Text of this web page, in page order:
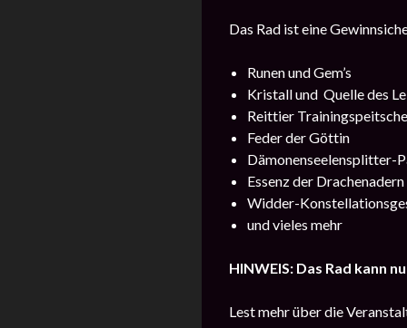
Das Rad ist eine
Runen und Gem’s
Kristall und Quelle des
Reittier Trainingspeitsche
Feder der Göttin
Dämonenseelensplitter-
Essenz der
Widder-
und vieles mehr
HINWEIS: Das Rad kann
Lest mehr über die